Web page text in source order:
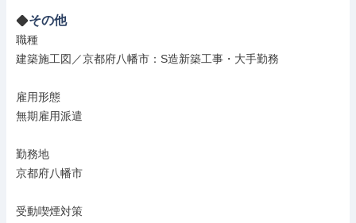
その他
職種
建築施工図／京都府八幡市：S造新築工事・大手勤務
雇用形態
無期雇用派遣
勤務地
京都府八幡市
受動喫煙対策